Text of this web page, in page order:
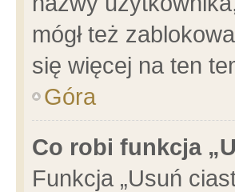
mógł też
się więcej na ten
Góra
Co robi funkcja
Funkcja „Usuń